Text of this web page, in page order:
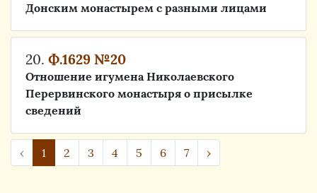
Донским монастырем с разными лицами
20. Ф.1629 №20
Отношение игумена Николаевского
Перервинского монастыря о присылке
сведений
‹ 1 2 3 4 5 6 7 ›